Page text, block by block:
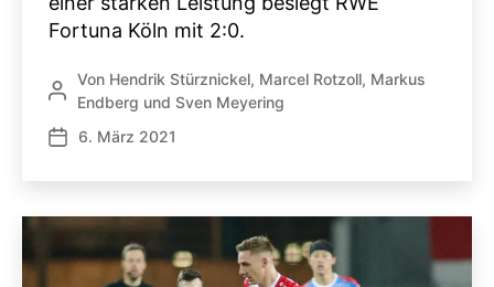
Fortuna Köln mit 2:0.
Beitragsautor
Von Hendrik Stürznickel, Marcel Rotzoll, Markus
Endberg und Sven Meyering
Veröffentlichungsdatum
6. März 2021